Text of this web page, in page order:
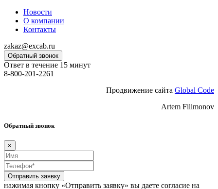
Новости
О компании
Контакты
zakaz@excab.ru
Обратный звонок
Ответ в течение 15 минут
8-800-201-2261
Продвижение сайта Global Code
Artem Filimonov
Обратный звонок
×
Отправить заявку
нажимая кнопку «Отправить заявку» вы даете согласие на